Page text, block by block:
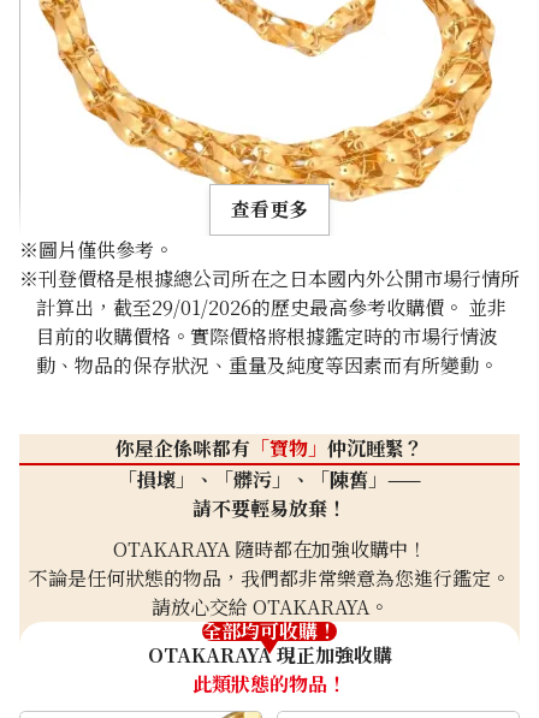
推廣活動進行中！
24K gold (K24) necklace
參考回收價
HKD 18,613.67
查看更多
※圖片僅供參考。
※刊登價格是根據總公司所在之日本國內外公開市場行情所
計算出，截至29/01/2026的歷史最高參考收購價。 並非
目前的收購價格。實際價格將根據鑑定時的市場行情波
動、物品的保存狀況、重量及純度等因素而有所變動。
你屋企係咪都有 「寶物」 仲沉睡緊？
「損壞」、「髒污」、「陳舊」——
請不要輕易放棄！
OTAKARAYA 隨時都在加強收購中！
不論是任何狀態的物品，我們都非常樂意為您進行鑑定。
請放心交給 OTAKARAYA。
全部均可收購！
OTAKARAYA 現正加強收購
此類狀態的物品！